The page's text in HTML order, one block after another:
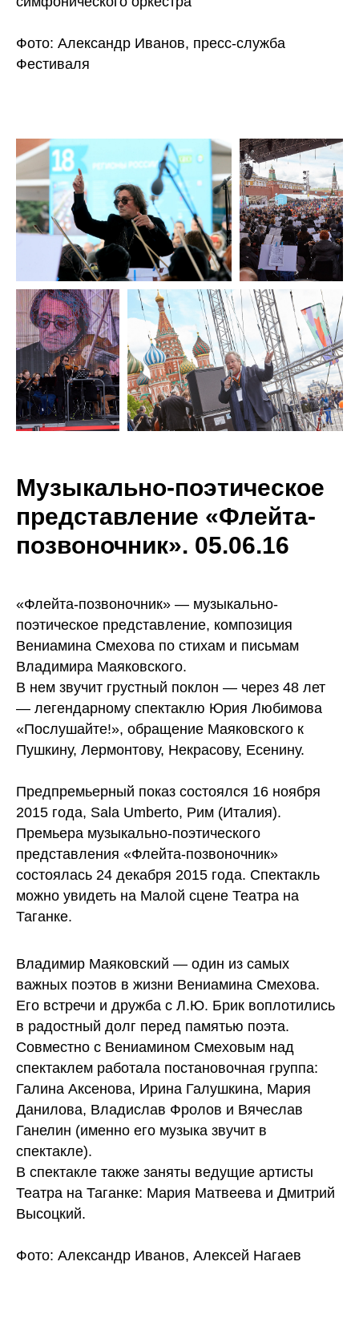
Фото: Александр Иванов, пресс-служба
Фестиваля
Музыкально-поэтическое
представление «Флейта-
позвоночник». 05.06.16
«Флейта-позвоночник» — музыкально-
поэтическое представление, композиция
Вениамина Смехова по стихам и письмам
Владимира Маяковского.
B нем звучит грустный поклон — через 48 лет
— легендарному спектаклю Юрия Любимова
«Послушайте!», обращение Маяковского к
Пушкину, Лермонтову, Некрасову, Есенину.
Предпремьерный показ состоялся 16 ноября
2015 года, Sala Umberto, Рим (Италия).
Премьера музыкально-поэтического
представления «Флейта-позвоночник»
состоялась 24 декабря 2015 года. Спектакль
можно увидеть на Малой сцене Театра на
Таганке.
Владимир Маяковский — один из самых
важных поэтов в жизни Вениамина Смехова.
Его встречи и дружба c Л.Ю. Брик воплотились
в радостный долг перед памятью поэта.
Совместно c Вениамином Смеховым над
спектаклем работала постановочная группа:
Галина Аксенова, Ирина Галушкина, Мария
Данилова, Владислав Фролов и Вячеслав
Ганелин (именно его музыка звучит в
спектакле).
B спектакле также заняты ведущие артисты
Театра на Таганке: Мария Матвеева и Дмитрий
Высоцкий.
Фото: Александр Иванов, Алексей Нагаев